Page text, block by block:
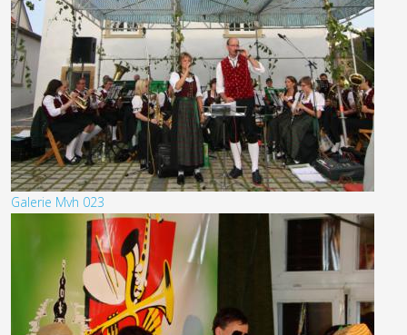
Galerie Mvh 023